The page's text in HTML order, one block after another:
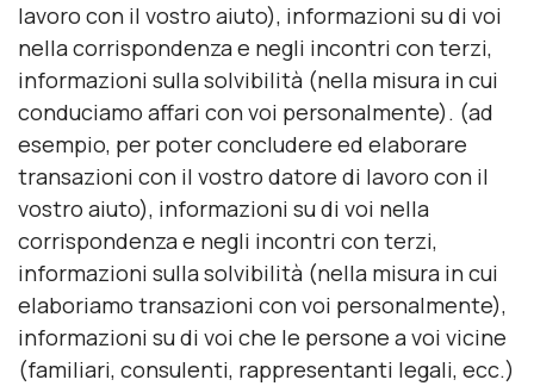
lavoro con il vostro aiuto), informazioni su di voi
nella corrispondenza e negli incontri con terzi,
informazioni sulla solvibilità (nella misura in cui
conduciamo affari con voi personalmente). (ad
esempio, per poter concludere ed elaborare
transazioni con il vostro datore di lavoro con il
vostro aiuto), informazioni su di voi nella
corrispondenza e negli incontri con terzi,
informazioni sulla solvibilità (nella misura in cui
elaboriamo transazioni con voi personalmente),
informazioni su di voi che le persone a voi vicine
(familiari, consulenti, rappresentanti legali, ecc.)